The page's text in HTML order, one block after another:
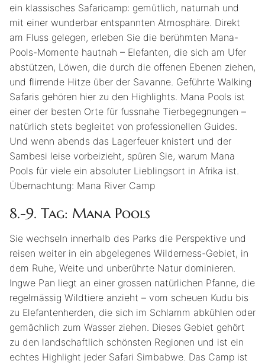
ein klassisches Safaricamp: gemütlich, naturnah und
mit einer wunderbar entspannten Atmosphäre. Direkt
am Fluss gelegen, erleben Sie die berühmten Mana-
Pools-Momente hautnah – Elefanten, die sich am Ufer
abstützen, Löwen, die durch die offenen Ebenen ziehen,
und flirrende Hitze über der Savanne. Geführte Walking
Safaris gehören hier zu den Highlights. Mana Pools ist
einer der besten Orte für fussnahe Tierbegegnungen –
natürlich stets begleitet von professionellen Guides.
Und wenn abends das Lagerfeuer knistert und der
Sambesi leise vorbeizieht, spüren Sie, warum Mana
Pools für viele ein absoluter Lieblingsort in Afrika ist.
Übernachtung: Mana River Camp
8.-9. Tag: Mana Pools
Sie wechseln innerhalb des Parks die Perspektive und
reisen weiter in ein abgelegenes Wilderness-Gebiet, in
dem Ruhe, Weite und unberührte Natur dominieren.
Ingwe Pan liegt an einer grossen natürlichen Pfanne, die
regelmässig Wildtiere anzieht – vom scheuen Kudu bis
zu Elefantenherden, die sich im Schlamm abkühlen oder
gemächlich zum Wasser ziehen. Dieses Gebiet gehört
zu den landschaftlich schönsten Regionen und ist ein
echtes Highlight jeder Safari Simbabwe. Das Camp ist